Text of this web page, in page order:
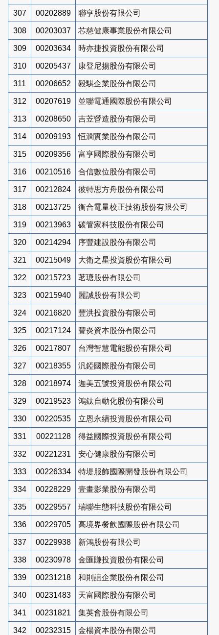
307 00202889 聯亨股份有限公司
308 00203037 芯慈健康事業股份有限公司
309 00203634 時亦捷投資股份有限公司
310 00205437 康登尼揚股份有限公司
311 00206652 毅騏企業股份有限公司
312 00207619 並聯電通國際股份有限公司
313 00208650 吉苙營造股份有限公司
314 00209193 恒潤實業股份有限公司
315 00209356 富亨國際股份有限公司
316 00210516 合信數位股份有限公司
317 00212824 彼特思方舟股份有限公司
318 00213725 衡合電量校正技術股份有限公司
319 00213963 碳管家科技股份有限公司
320 00214294 序豐建設股份有限公司
321 00215049 大衛之星投資股份有限公司
322 00215723 茗瑭股份有限公司
323 00215940 麗誠股份有限公司
324 00216820 豐洪投資股份有限公司
325 00217124 豐炎資本股份有限公司
326 00217807 台灣智慧電能股份有限公司
327 00218355 汎錏國際股份有限公司
328 00218974 迦美五號投資股份有限公司
329 00219523 鴻鈦自動化股份有限公司
330 00220535 立恩永續投資股份有限公司
331 00221128 得益國際投資股份有限公司
332 00221231 安心健康股份有限公司
333 00226334 特堤服飾國際開發股份有限公司
334 00228229 壹畫影業股份有限公司
335 00229557 瑞聯生態科技股份有限公司
336 00229705 高境界餐飲國際股份有限公司
337 00229938 新鴻股份有限公司
338 00230978 金匯賺投資股份有限公司
339 00231218 和則誼企業股份有限公司
340 00231483 天富國際股份有限公司
341 00231821 集英會股份有限公司
342 00232315 金楊資本股份有限公司